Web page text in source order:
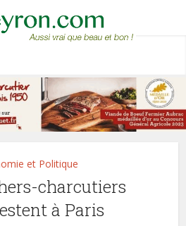
et Politique
charcutiers
à Paris